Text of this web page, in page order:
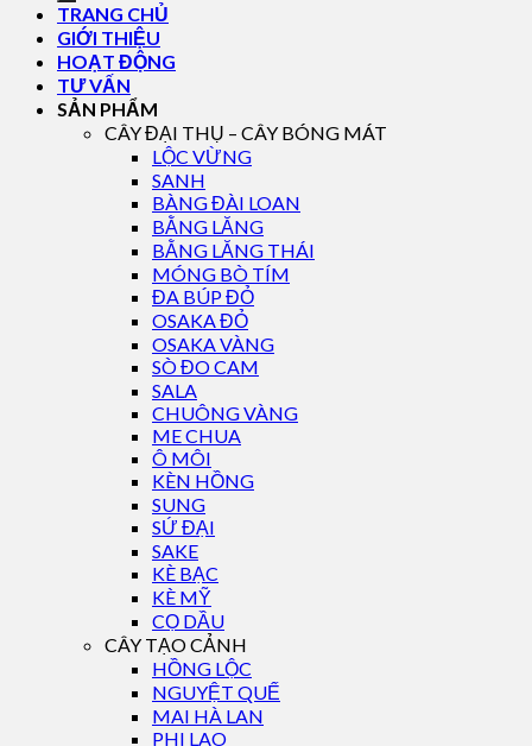
TRANG CHỦ
GIỚI THIỆU
HOẠT ĐỘNG
TƯ VẤN
SẢN PHẨM
CÂY ĐẠI THỤ – CÂY BÓNG MÁT
LỘC VỪNG
SANH
BÀNG ĐÀI LOAN
BẰNG LĂNG
BẰNG LĂNG THÁI
MÓNG BÒ TÍM
ĐA BÚP ĐỎ
OSAKA ĐỎ
OSAKA VÀNG
SÒ ĐO CAM
SALA
CHUÔNG VÀNG
ME CHUA
Ô MÔI
KÈN HỒNG
SUNG
SỨ ĐẠI
SAKE
KÈ BẠC
KÈ MỸ
CỌ DẦU
CÂY TẠO CẢNH
HỒNG LỘC
NGUYỆT QUẾ
MAI HÀ LAN
PHI LAO